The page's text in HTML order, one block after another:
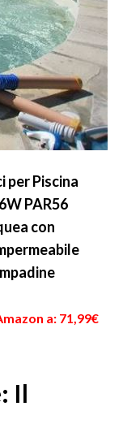
per Piscina
PAR56
con
a: 71,99€
Il